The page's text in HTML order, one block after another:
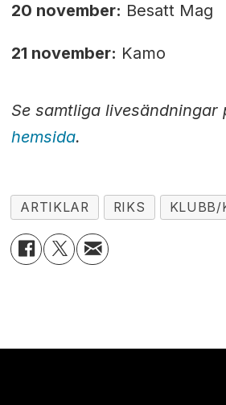
20 november: Besatt Mag
21 november: Kamo
Se samtliga livesändningar
hemsida.
ARTIKLAR RIKS KLUBB/